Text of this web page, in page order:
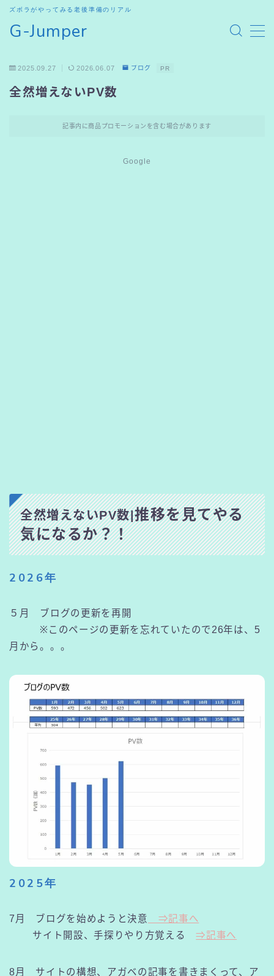
G-Jumper
ズボラがやってみる老後準備のリアル
HOME
2025.09.27 2026.06.07 ブログ PR
全然増えないPV数
記事内に商品プロモーションを含む場合があります
Google
全然増えないPV数|推移を見てやる
気になるか？！
2026年
５月 ブログの更新を再開
※このページの更新を忘れていたので26年は、5
月から。。。
2025年
7月 ブログを始めようと決意
⇒記事へ
サイト開設、手探りやり方覚える⇒記事へ
8月 サイトの構想、アガベの記事を書きまくって、ア